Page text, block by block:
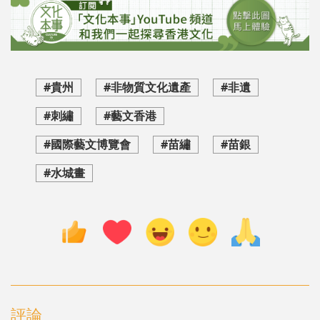
#貴州 #非物質文化遺產
#非遺
#刺繡
#藝文香港
#國際藝文博覽會
#苗繡
#苗銀
#水城畫
評論